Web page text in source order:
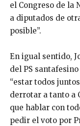
el Congreso de la
a diputados de
posible”.
En igual sentido,
del PS
“estar todos
derrotar a tanto a
que hablar con
pedir el voto por